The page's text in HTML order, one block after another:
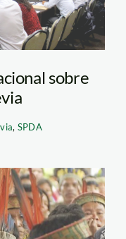
sobre
, SPDA